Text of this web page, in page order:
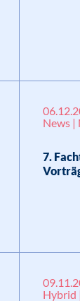
News |
7.
Hybrid